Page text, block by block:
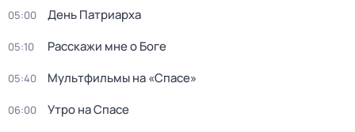
05:00 Дeнь Патриаpха
05:10 Расскажи мне о Боге
05:40 Мультфильмы на «Спасе»
06:00 Утро на Спасе